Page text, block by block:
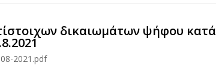
δικαιωμάτων ψήφου κατά
2021.pdf